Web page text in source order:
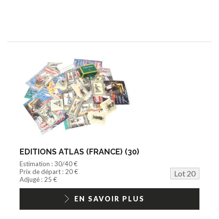
EDITIONS ATLAS (FRANCE) (30)
Estimation : 30/40 €
Prix de départ : 20 €
Lot 20
Adjugé : 25 €
EN SAVOIR PLUS